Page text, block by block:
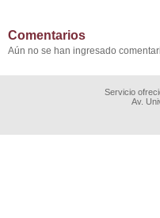
Comentarios
Aún no se han ingresado
Servicio
Av.